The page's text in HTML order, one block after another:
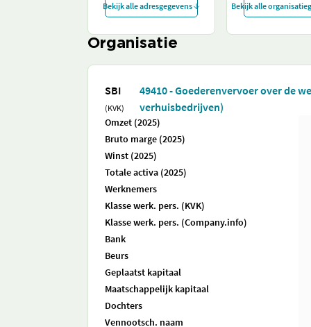
Bekijk alle adresgegevens Bekijk alle
Organisatie
SBI
(KVK)
49410 - Goederenvervoer over de
verhuisbedrijven)
Omzet (2025)
Bruto marge (2025)
Winst (2025)
Totale activa (2025)
Werknemers
Klasse werk. pers. (KVK)
Klasse werk. pers. (Company.info)
Bank
Beurs
Geplaatst kapitaal
Maatschappelijk kapitaal
Dochters
Vennootsch. naam